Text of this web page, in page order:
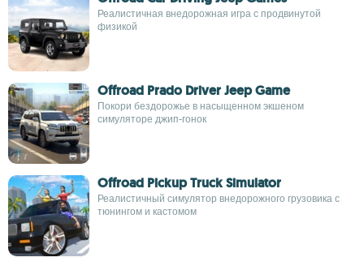
Реалистичная внедорожная игра с продвинутой
физикой
Offroad Prado Driver Jeep Game
Покори бездорожье в насыщенном экшеном
симуляторе джип-гонок
Offroad Pickup Truck Simulator
Реалистичный симулятор внедорожного грузовика с
тюнингом и кастомом